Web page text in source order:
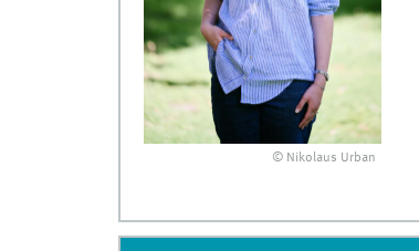
© Nikolaus Urban